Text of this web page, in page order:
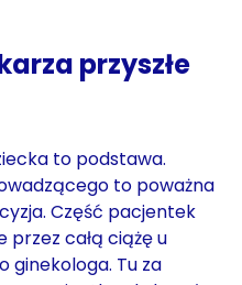
przyszłe
to podstawa.
to poważna
Część pacjentek
przez całą ciążę u
ginekologa. Tu za